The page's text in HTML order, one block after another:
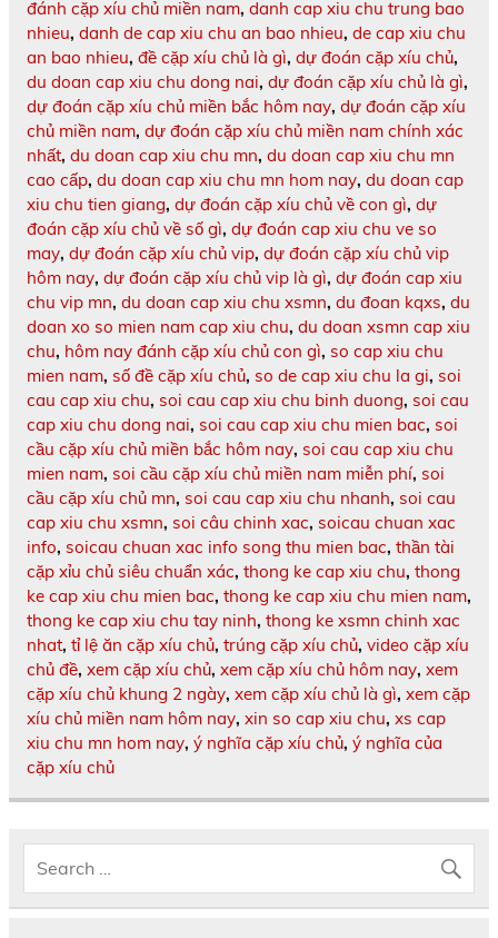
đánh cặp xíu chủ miền nam, danh cap xiu chu trung bao
nhieu, danh de cap xiu chu an bao nhieu, de cap xiu chu
an bao nhieu, đề cặp xíu chủ là gì, dự đoán cặp xíu chủ,
du doan cap xiu chu dong nai, dự đoán cặp xíu chủ là gì,
dự đoán cặp xíu chủ miền bắc hôm nay, dự đoán cặp xíu
chủ miền nam, dự đoán cặp xíu chủ miền nam chính xác
nhất, du doan cap xiu chu mn, du doan cap xiu chu mn
cao cấp, du doan cap xiu chu mn hom nay, du doan cap
xiu chu tien giang, dự đoán cặp xíu chủ về con gì, dự
đoán cặp xíu chủ về số gì, dự đoán cap xiu chu ve so
may, dự đoán cặp xíu chủ vip, dự đoán cặp xíu chủ vip
hôm nay, dự đoán cặp xíu chủ vip là gì, dự đoán cap xiu
chu vip mn, du doan cap xiu chu xsmn, du đoan kqxs, du
doan xo so mien nam cap xiu chu, du doan xsmn cap xiu
chu, hôm nay đánh cặp xíu chủ con gì, so cap xiu chu
mien nam, số đề cặp xíu chủ, so de cap xiu chu la gi, soi
cau cap xiu chu, soi cau cap xiu chu binh duong, soi cau
cap xiu chu dong nai, soi cau cap xiu chu mien bac, soi
cầu cặp xíu chủ miền bắc hôm nay, soi cau cap xiu chu
mien nam, soi cầu cặp xíu chủ miền nam miễn phí, soi
cầu cặp xíu chủ mn, soi cau cap xiu chu nhanh, soi cau
cap xiu chu xsmn, soi câu chinh xac, soicau chuan xac
info, soicau chuan xac info song thu mien bac, thần tài
cặp xỉu chủ siêu chuẩn xác, thong ke cap xiu chu, thong
ke cap xiu chu mien bac, thong ke cap xiu chu mien nam,
thong ke cap xiu chu tay ninh, thong ke xsmn chinh xac
nhat, tỉ lệ ăn cặp xíu chủ, trúng cặp xíu chủ, video cặp xíu
chủ đề, xem cặp xíu chủ, xem cặp xíu chủ hôm nay, xem
cặp xíu chủ khung 2 ngày, xem cặp xíu chủ là gì, xem cặp
xíu chủ miền nam hôm nay, xin so cap xiu chu, xs cap
xiu chu mn hom nay, ý nghĩa cặp xíu chủ, ý nghĩa của
cặp xíu chủ